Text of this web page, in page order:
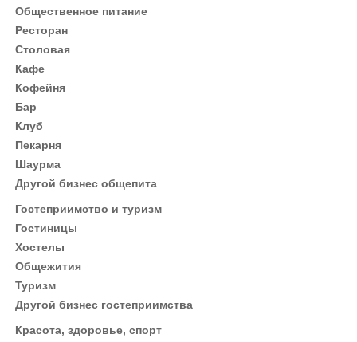
Общественное питание
Ресторан
Столовая
Кафе
Кофейня
Бар
Клуб
Пекарня
Шаурма
Другой бизнес общепита
Гостеприимство и туризм
Гостиницы
Хостелы
Общежития
Туризм
Другой бизнес гостеприимства
Красота, здоровье, спорт